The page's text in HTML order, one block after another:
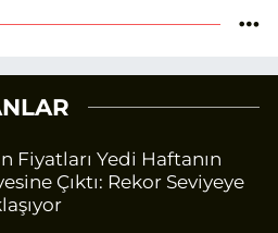
Fiyatları Yedi Haftanın
Çıktı: Rekor Seviyeye